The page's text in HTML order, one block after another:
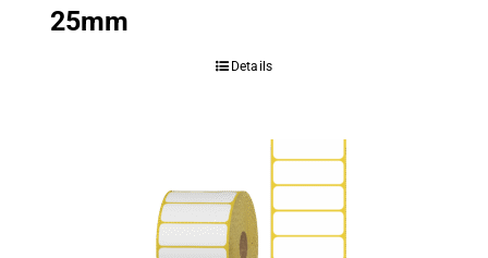
25mm
Details